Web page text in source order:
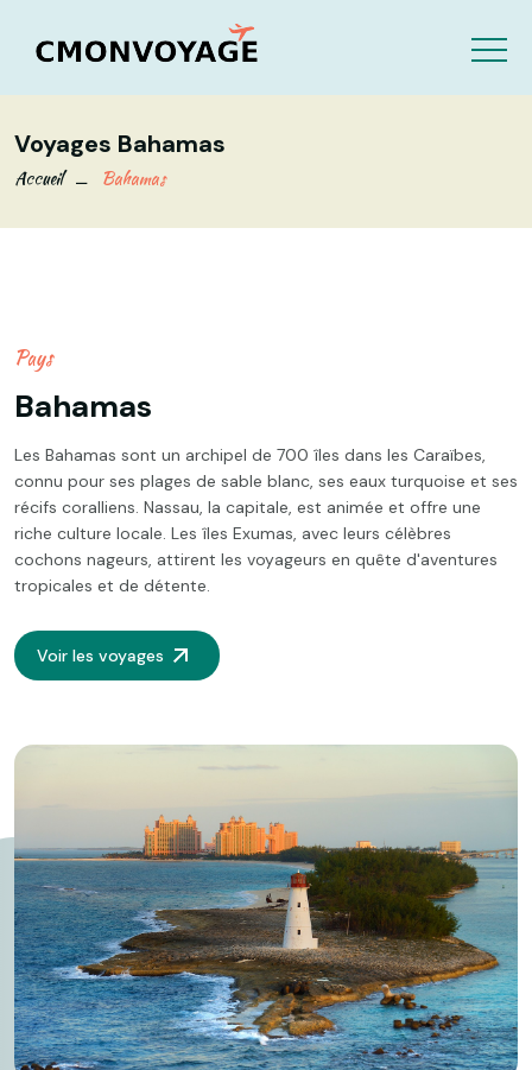
Voyages Bahamas
Accueil Bahamas
Pays
Bahamas
Les Bahamas sont un archipel de 700 îles dans les Caraïbes,
connu pour ses plages de sable blanc, ses eaux turquoise et ses
récifs coralliens. Nassau, la capitale, est animée et offre une
riche culture locale. Les îles Exumas, avec leurs célèbres
cochons nageurs, attirent les voyageurs en quête d'aventures
tropicales et de détente.
Voir les voyages